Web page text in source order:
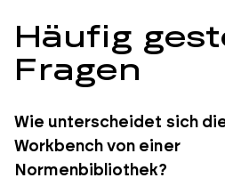
Häufig
Fragen
Wie unterscheidet sich
Workbench von einer
Normenbibliothek?